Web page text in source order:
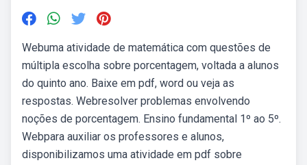
Webuma atividade de matemática com questões de
múltipla escolha sobre porcentagem, voltada a alunos
do quinto ano. Baixe em pdf, word ou veja as
respostas. Webresolver problemas envolvendo
noções de porcentagem. Ensino fundamental 1º ao 5º.
Webpara auxiliar os professores e alunos,
disponibilizamos uma atividade em pdf sobre